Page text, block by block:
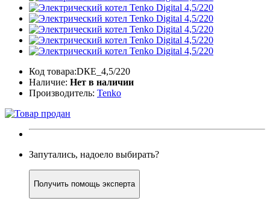
Код товара:DКЕ_4,5/220
Наличие: Нет в наличии
Производитель: Tenko
Запутались, надоело выбирать?
Получить помощь эксперта